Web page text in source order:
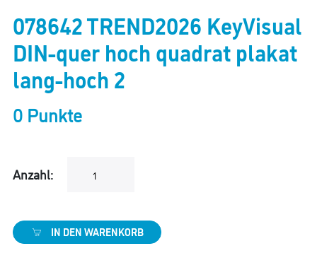
078642 TREND2026 KeyVisual
DIN-quer hoch quadrat plakat
lang-hoch 2
0 Punkte
Anzahl:
IN DEN WARENKORB